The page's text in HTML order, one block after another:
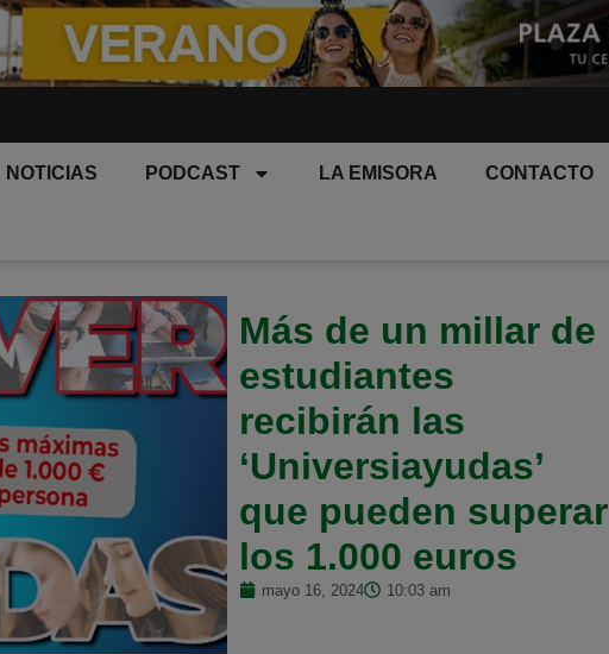
NOTICIAS PODCAST LA EMISORA CONTACTO
Más de un millar de
estudiantes
recibirán las
‘Universiayudas’
que pueden superar
los 1.000 euros
mayo 16, 2024 10:03 am